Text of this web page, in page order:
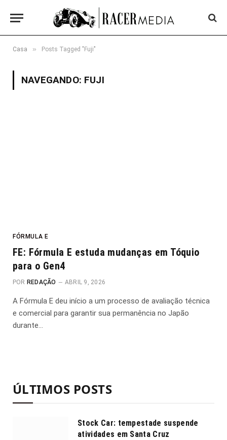
Casa » Posts Tagged "Fuji"
NAVEGANDO: FUJI
FÓRMULA E
FE: Fórmula E estuda mudanças em Tóquio
para o Gen4
POR REDAÇÃO ABRIL 9, 2026
A Fórmula E deu início a um processo de avaliação técnica
e comercial para garantir sua permanência no Japão
durante…
ÚLTIMOS POSTS
Stock Car: tempestade suspende
atividades em Santa Cruz